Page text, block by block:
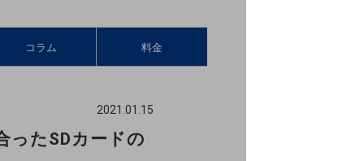
コラム 料金
2021.01.15
ったSDカードの